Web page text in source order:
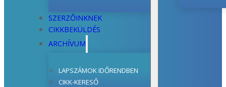
SZERZŐINKNEK
CIKKBEKÜLDÉS
ARCHÍVUM
LAPSZÁMOK IDŐRENDBEN
CIKK-KERESŐ